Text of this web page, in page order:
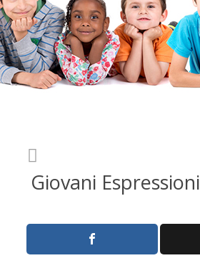
Giovani Espressioni